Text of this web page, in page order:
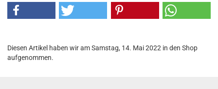
Diesen Artikel haben wir am Samstag, 14. Mai 2022 in den Shop
aufgenommen.